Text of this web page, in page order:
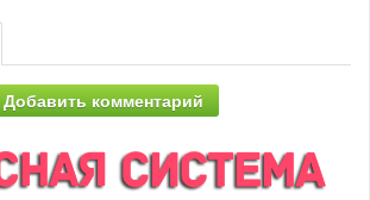
Добавить комментарий